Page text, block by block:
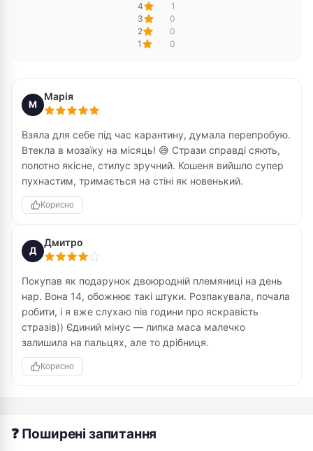
4
1
3
0
2
0
1
0
М
Марія
Взяла для себе під час карантину, думала перепробую.
Втекла в мозаїку на місяць! 😅 Стрази справді сяють,
полотно якісне, стилус зручний. Кошеня вийшло супер
пухнастим, тримається на стіні як новенький.
Корисно
Д
Дмитро
Покупав як подарунок двоюродній племяниці на день
нар. Вона 14, обожнює такі штуки. Розпакувала, почала
робити, і я вже слухаю пів години про яскравість
стразів)) Єдиний мінус — липка маса малечко
залишила на пальцях, але то дрібниця.
Корисно
❓ Поширені запитання